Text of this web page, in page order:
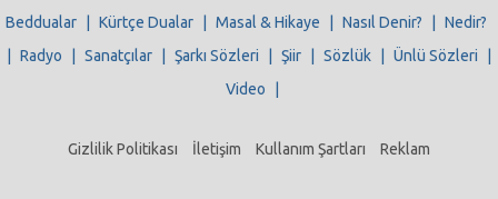
Beddualar
Kürtçe Dualar Masal & Hikaye Nasıl Denir?
Nedir?
Radyo Sanatçılar Şarkı Sözleri Şiir Sözlük Ünlü Sözleri
Video
Gizlilik Politikası İletişim Kullanım Şartları Reklam